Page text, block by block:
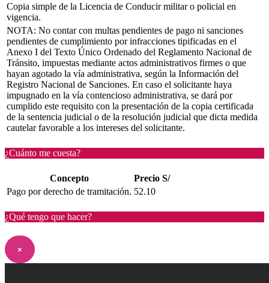
Copia simple de la Licencia de Conducir militar o policial en
vigencia.
NOTA: No contar con multas pendientes de pago ni sanciones
pendientes de cumplimiento por infracciones tipificadas en el
Anexo I del Texto Único Ordenado del Reglamento Nacional de
Tránsito, impuestas mediante actos administrativos firmes o que
hayan agotado la vía administrativa, según la Información del
Registro Nacional de Sanciones. En caso el solicitante haya
impugnado en la vía contencioso administrativa, se dará por
cumplido este requisito con la presentación de la copia certificada
de la sentencia judicial o de la resolución judicial que dicta medida
cautelar favorable a los intereses del solicitante.
¿Cuánto me cuesta?
Concepto
Precio S/
Pago por derecho de tramitación. 52.10
¿Qué tengo que hacer?
×